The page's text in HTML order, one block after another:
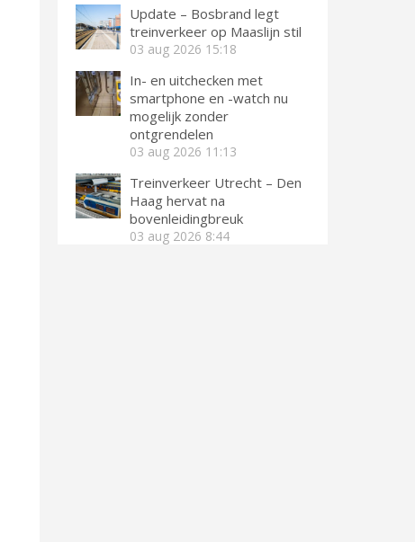
Update – Bosbrand legt
treinverkeer op Maaslijn stil
03 aug 2026 15:18
In- en uitchecken met
smartphone en -watch nu
mogelijk zonder
ontgrendelen
03 aug 2026 11:13
Treinverkeer Utrecht – Den
Haag hervat na
bovenleidingbreuk
03 aug 2026 8:44